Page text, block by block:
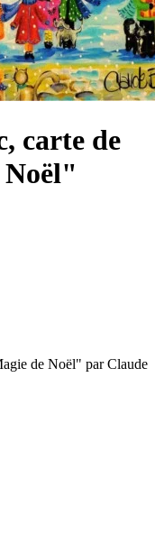
carte de
de Noël" par Claude